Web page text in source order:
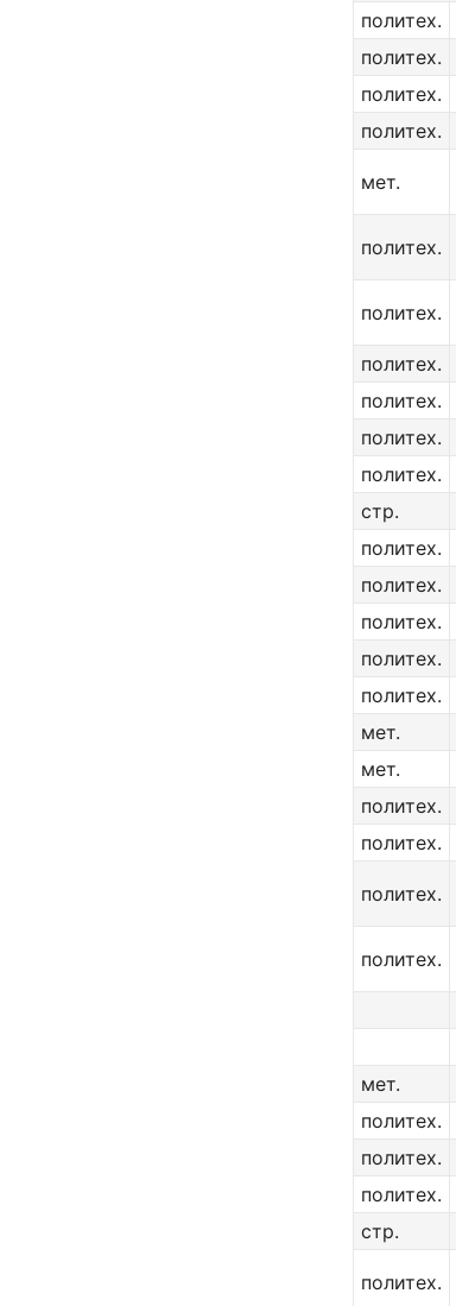
политех.
политех.
политех.
политех.
мет.
политех.
политех.
политех.
политех.
политех.
политех.
стр.
политех.
политех.
политех.
политех.
политех.
мет.
мет.
политех.
политех.
политех.
политех.
мет.
политех.
политех.
политех.
стр.
политех.